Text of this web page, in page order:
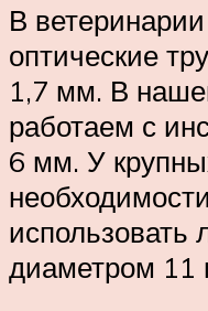
В
оптические
1,7 мм. В
работаем с
6 мм. У
использовать
диаметром 11